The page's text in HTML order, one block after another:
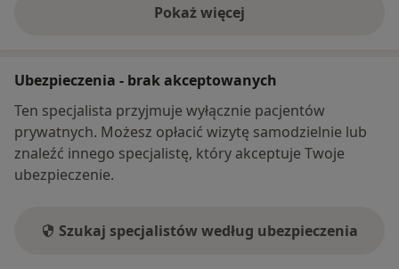
Pokaż więcej
o adresie
Ubezpieczenia - brak akceptowanych
Ten specjalista przyjmuje wyłącznie pacjentów
prywatnych. Możesz opłacić wizytę samodzielnie lub
znaleźć innego specjalistę, który akceptuje Twoje
ubezpieczenie.
Szukaj specjalistów według ubezpieczenia